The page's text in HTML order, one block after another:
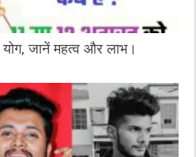
जानें महत्व और लाभ।